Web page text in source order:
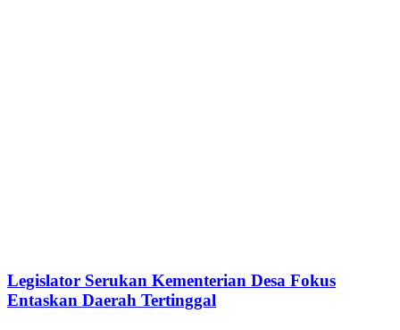
Legislator Serukan Kementerian Desa Fokus
Entaskan Daerah Tertinggal